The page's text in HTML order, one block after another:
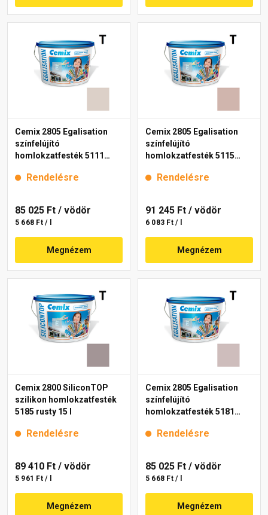
Cemix 2805 Egalisation
színfelújító
homlokzatfesték 5111
Rendelésre
85 025 Ft / vödör
5 668 Ft / l
Megnézem
Cemix 2805 Egalisation
színfelújító
homlokzatfesték 5115
Rendelésre
91 245 Ft / vödör
6 083 Ft / l
Megnézem
Cemix 2800 SiliconTOP
szilikon homlokzatfesték
5185 rusty 15 l
Rendelésre
89 410 Ft / vödör
5 961 Ft / l
Megnézem
Cemix 2805 Egalisation
színfelújító
homlokzatfesték 5181
Rendelésre
85 025 Ft / vödör
5 668 Ft / l
Megnézem